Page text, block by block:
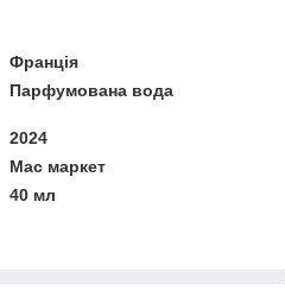
Франція
Парфумована вода
2024
Мас маркет
40 мл